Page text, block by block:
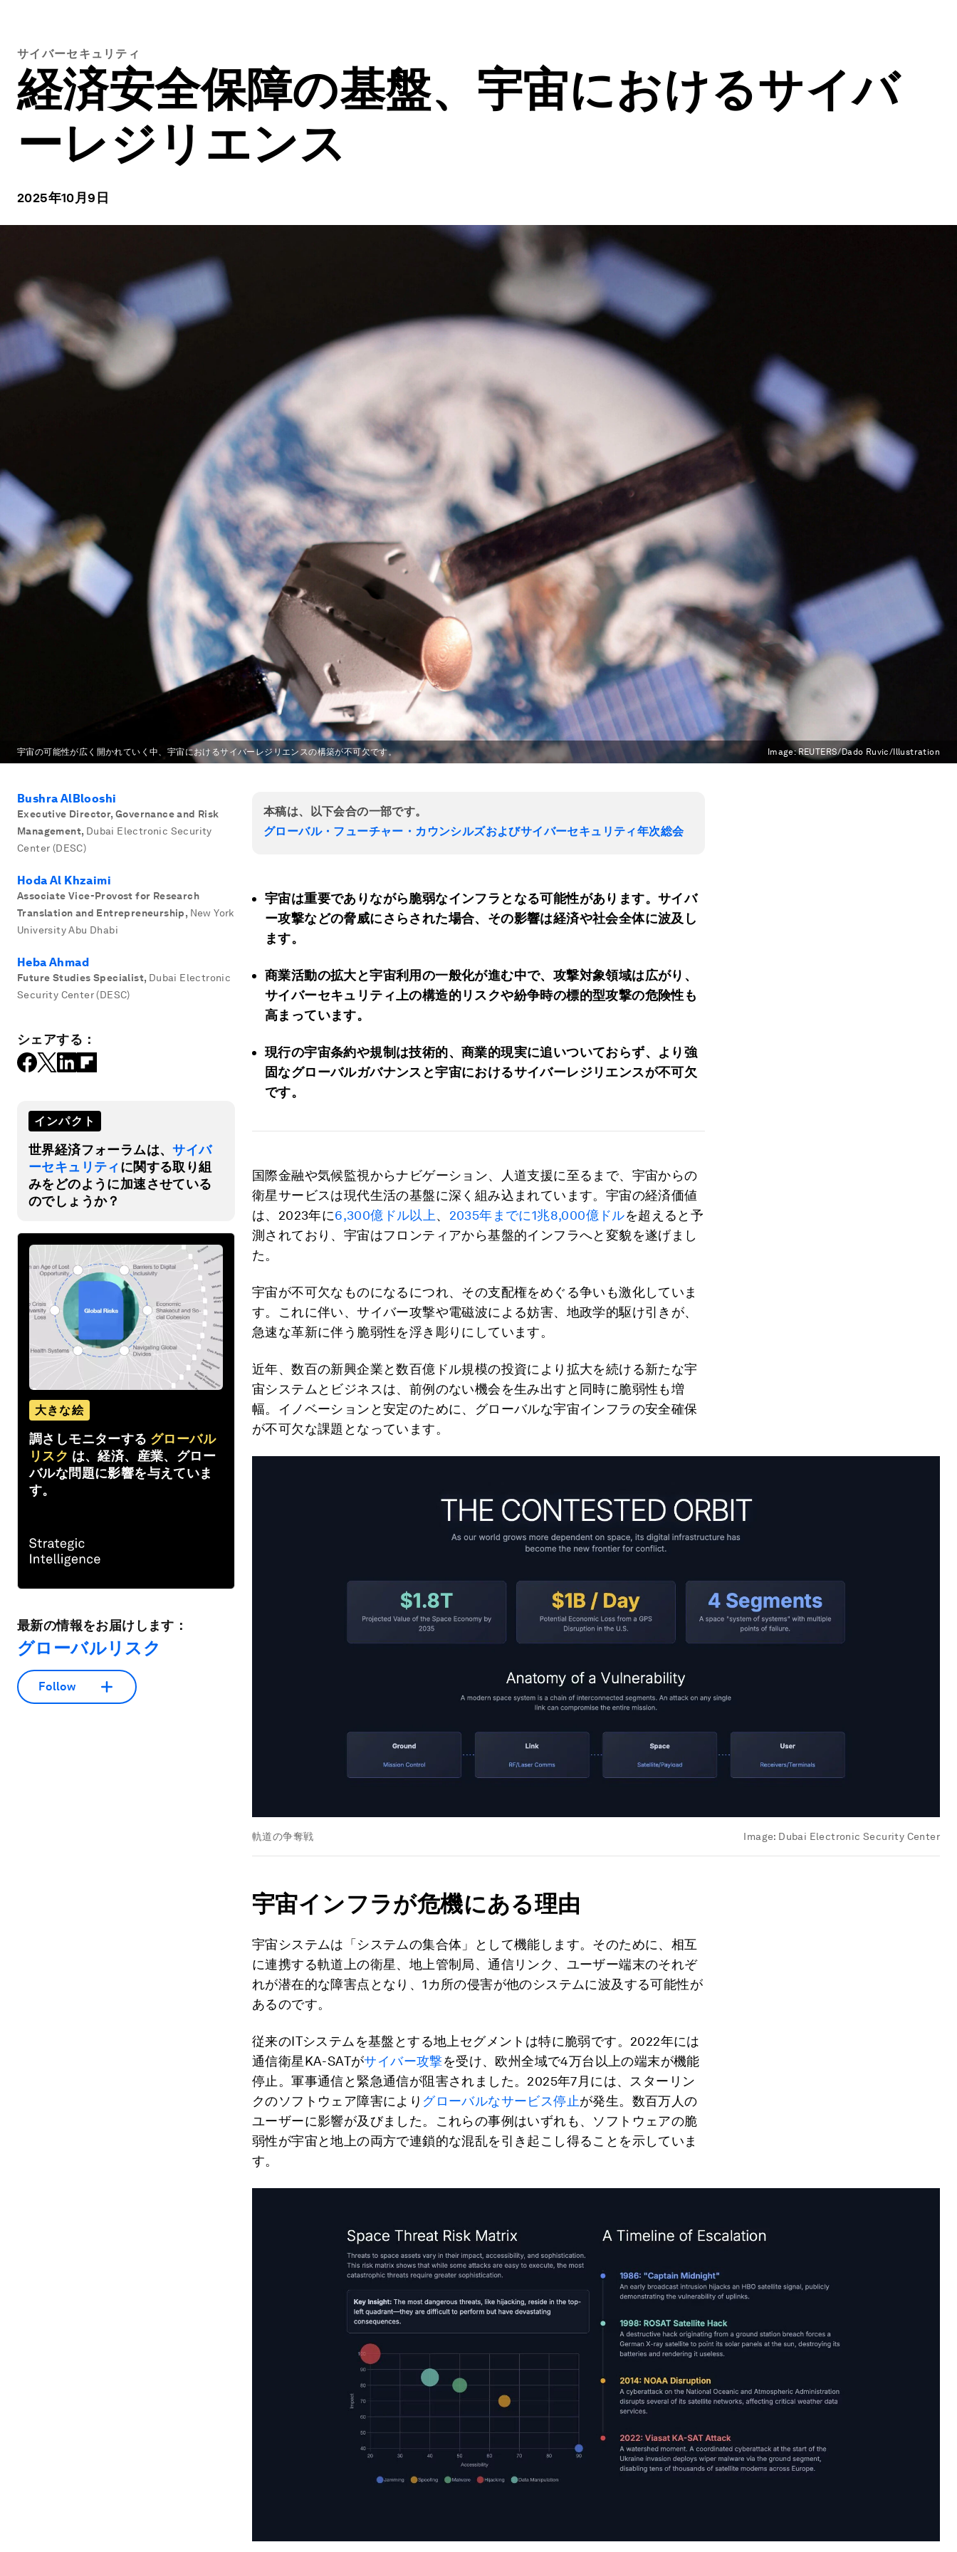
サイバーセキュリティ
経済安全保障の基盤、宇宙におけるサイバ
ーレジリエンス
2025年10月9日
宇宙の可能性が広く開かれていく中、宇宙におけるサイバーレジリエンスの構築が不可欠です。 Image:REUTERS/Dado Ruvic/Illustration
Bushra AlBlooshi
Executive Director, Governance and Risk
Management, Dubai Electronic Security
Center (DESC)
Hoda Al Khzaimi
Associate Vice-Provost for Research
Translation and Entrepreneurship, New York
University Abu Dhabi
Heba Ahmad
Future Studies Specialist, Dubai Electronic
Security Center (DESC)
シェアする：
インパクト
世界経済フォーラムは、サイバ
ーセキュリティに関する取り組
みをどのように加速させている
のでしょうか？
大きな絵
調さしモニターする グローバル
リスク は、経済、産業、グロー
バルな問題に影響を与えていま
す。
最新の情報をお届けします：
グローバルリスク
Follow
本稿は、以下会合の一部です。
グローバル・フューチャー・カウンシルズおよびサイバーセキュリティ年次総会
宇宙は重要でありながら脆弱なインフラとなる可能性があります。サイバ
ー攻撃などの脅威にさらされた場合、その影響は経済や社会全体に波及し
ます。
商業活動の拡大と宇宙利用の一般化が進む中で、攻撃対象領域は広がり、
サイバーセキュリティ上の構造的リスクや紛争時の標的型攻撃の危険性も
高まっています。
現行の宇宙条約や規制は技術的、商業的現実に追いついておらず、より強
固なグローバルガバナンスと宇宙におけるサイバーレジリエンスが不可欠
です。
国際金融や気候監視からナビゲーション、人道支援に至るまで、宇宙からの
衛星サービスは現代生活の基盤に深く組み込まれています。宇宙の経済価値
は、2023年に6,300億ドル以上、 2035年までに1兆8,000億ドルを超えると予
測されており、宇宙はフロンティアから基盤的インフラへと変貌を遂げまし
た。
宇宙が不可欠なものになるにつれ、その支配権をめぐる争いも激化していま
す。これに伴い、サイバー攻撃や電磁波による妨害、地政学的駆け引きが、
急速な革新に伴う脆弱性を浮き彫りにしています。
近年、数百の新興企業と数百億ドル規模の投資により拡大を続ける新たな宇
宙システムとビジネスは、前例のない機会を生み出すと同時に脆弱性も増
幅。イノベーションと安定のために、グローバルな宇宙インフラの安全確保
が不可欠な課題となっています。
軌道の争奪戦 Image: Dubai Electronic Security Center
宇宙インフラが危機にある理由
宇宙システムは「システムの集合体」として機能します。そのために、相互
に連携する軌道上の衛星、地上管制局、通信リンク、ユーザー端末のそれぞ
れが潜在的な障害点となり、1カ所の侵害が他のシステムに波及する可能性が
あるのです。
従来のITシステムを基盤とする地上セグメントは特に脆弱です。2022年には
通信衛星KA-SATがサイバー攻撃を受け、欧州全域で4万台以上の端末が機能
停止。軍事通信と緊急通信が阻害されました。2025年7月には、スターリン
クのソフトウェア障害により グローバルなサービス停止が発生。数百万人の
ユーザーに影響が及びました。これらの事例はいずれも、ソフトウェアの脆
弱性が宇宙と地上の両方で連鎖的な混乱を引き起こし得ることを示していま
す。